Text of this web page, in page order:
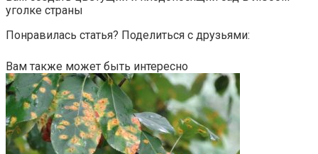
уголке страны
Понравилась статья? Поделиться с друзьями:
Вам также может быть интересно